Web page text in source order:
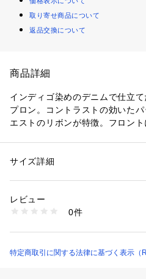
取り寄せ商品について
返品交換について
商品詳細
インディゴ染めのデニムで仕立
プロン。コントラストの効いた
エストのリボンが特徴。フロン
タイ / フロントウエストにパッチ
・Ralph Laurenのコットン製品
修復に努めながら、コットン業
・本商品は物質収支方式に則っ
性別：レディース
素材：-
洗濯：-
※詳しい洗濯方法については、商品の
HMRLGFTH5720239 （ショップ）
サイズ詳細
レビュー
0件
特定商取引に関する法律に基づく表示（